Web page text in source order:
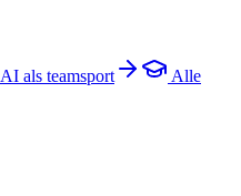
AI als teamsport
Alle